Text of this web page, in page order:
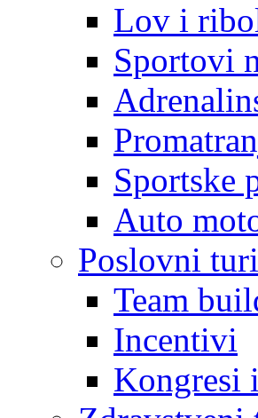
Lov i
Sportovi
Sportske
Auto
Poslovni
Team
Incentivi
Kongresi